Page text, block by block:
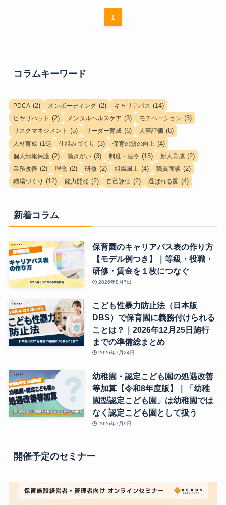
1
コラムキーワード
PDCA (2) オンボーディング (2) キャリアパス (14)
ヒヤリハット (2) メンタルヘルスケア (3) モチベーション (3)
リスクマネジメント (5) リーダー育成 (6) 人事評価 (8)
人材育成 (16) 仕組みづくり (3) 保育の質の向上 (4)
個人情報保護 (2) 働きがい (3) 制度・法令 (15) 新人育成 (2)
業務改善 (2) 理念 (2) 研修 (2) 組織風土 (4) 職員面談 (2)
職場づくり (12) 能力開発 (2) 自己評価 (2) 選ばれる園 (4)
新着コラム
保育園のキャリアパス表の作り方
【モデル例つき】｜等級・役職・
研修・賃金を１枚につなぐ
2026年8月7日
こども性暴力防止法（日本版
DBS）で保育園に義務付けられる
ことは？｜2026年12月25日施行
までの準備総まとめ
2026年7月24日
幼稚園・認定こども園の処遇改善
等加算【令和8年度版】｜「幼稚
園型認定こども園」は幼稚園では
なく認定こども園として扱う
2026年7月9日
開催予定のセミナー